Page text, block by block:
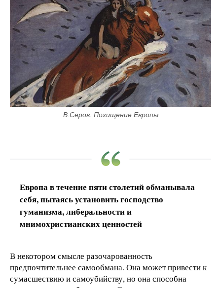
В.Серов. Похищение Европы
Европа в течение пяти столетий обманывала
себя, пытаясь установить господство
гуманизма, либеральности и
мнимохристианских ценностей
В некотором смысле разочарованность
предпочтительнее самообмана. Она может привести к
сумасшествию и самоубийству, но она способна